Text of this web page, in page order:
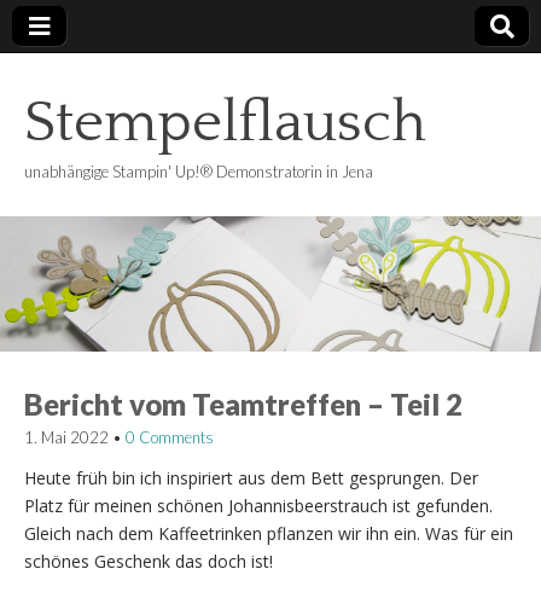
Stempelflausch
unabhängige Stampin' Up!® Demonstratorin in Jena
Bericht vom Teamtreffen – Teil 2
1. Mai 2022 • 0 Comments
Heute früh bin ich inspiriert aus dem Bett gesprungen. Der
Platz für meinen schönen Johannisbeerstrauch ist gefunden.
Gleich nach dem Kaffeetrinken pflanzen wir ihn ein. Was für ein
schönes Geschenk das doch ist!